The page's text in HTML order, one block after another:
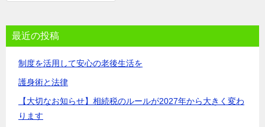
最近の投稿
制度を活用して安心の老後生活を
護身術と法律
【大切なお知らせ】相続税のルールが2027年から大きく変わ
ります